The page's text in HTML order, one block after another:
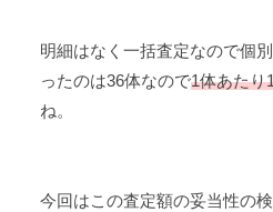
明細はなく一括査定なので個
ったのは36体なので1体あたり
ね。
今回はこの査定額の妥当性の